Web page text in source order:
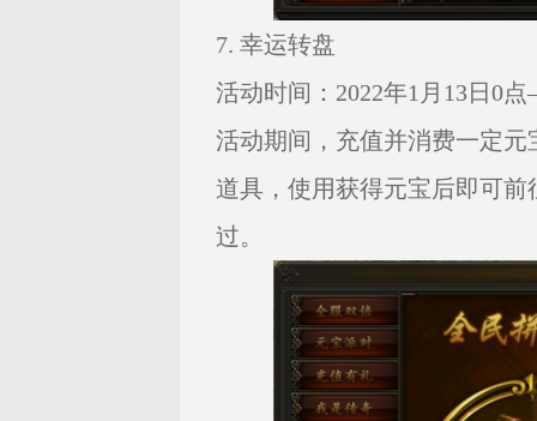
7. 幸运转盘
活动时间：2022年1月13日0
活动期间，充值并消费一定
道具，使用获得元宝后即可
过。